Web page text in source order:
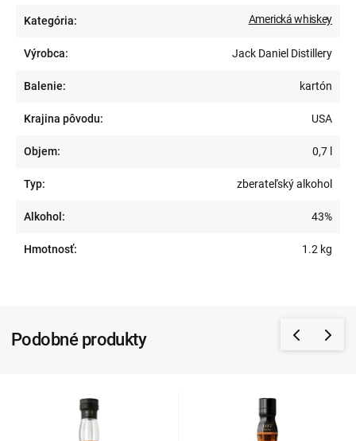
Kategória: Americká whiskey
Výrobca: Jack Daniel Distillery
Balenie: kartón
Krajina pôvodu: USA
Objem: 0,7 l
Typ: zberateľský alkohol
Alkohol: 43%
Hmotnosť: 1.2 kg
Podobné produkty